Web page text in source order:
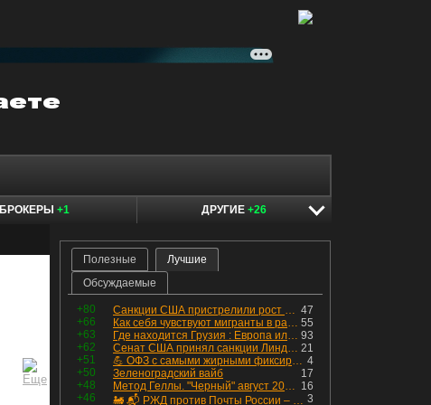
БРОКЕРЫ +1 ДРУГИЕ +26
Полезные
Лучшие
Обсуждаемые
+80 47
Санкции США пристрелили рост акций в России
+66
55
Как себя чувствуют мигранты в раю, в который они так стремились
+63
93
Где находится Грузия : Европа или Азия
+62
21
Сенат США принял санкции Линдси Грэма против России
+51
4
💪 ОФЗ с самыми жирными фиксированными купонами
+50
17
Зеленоградский вайб
+48
16
Метод Геллы. "Черный" август 2026 - быть или не быть?
+46
3
🚂 📬 РЖД против Почты России – Какие облигации выбрать?